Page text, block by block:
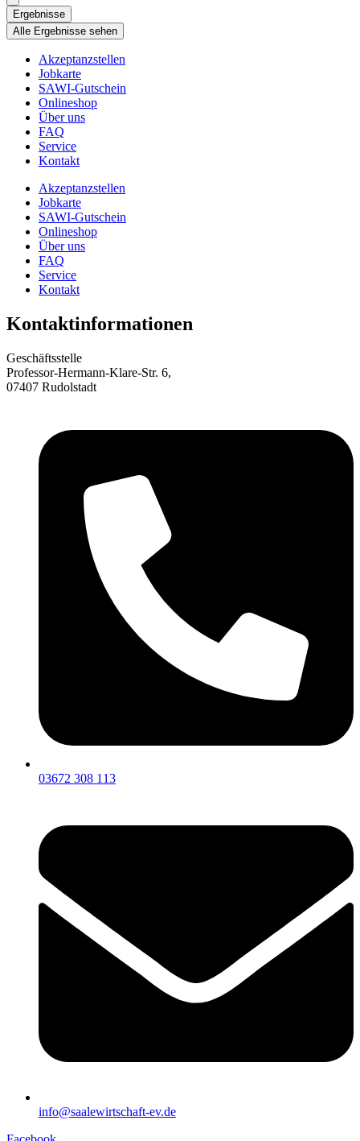
Ergebnisse
Alle Ergebnisse sehen
Akzeptanzstellen
Jobkarte
SAWI-Gutschein
Onlineshop
Über uns
FAQ
Service
Kontakt
Akzeptanzstellen
Jobkarte
SAWI-Gutschein
Onlineshop
Über uns
FAQ
Service
Kontakt
Kontaktinformationen
Geschäftsstelle
Professor-Hermann-Klare-Str. 6,
07407 Rudolstadt
03672 308 113
info@saalewirtschaft-ev.de